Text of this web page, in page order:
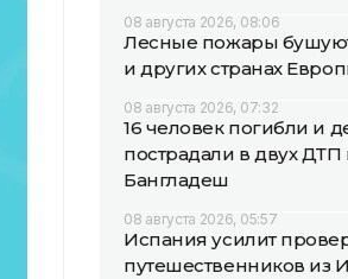
08 августа 2026, 08:06
Лесные пожары
и других странах
08 августа 2026, 07:32
16 человек погибли и
пострадали в двух ДТП
Бангладеш
08 августа 2026, 05:57
Испания усилит
путешественников из